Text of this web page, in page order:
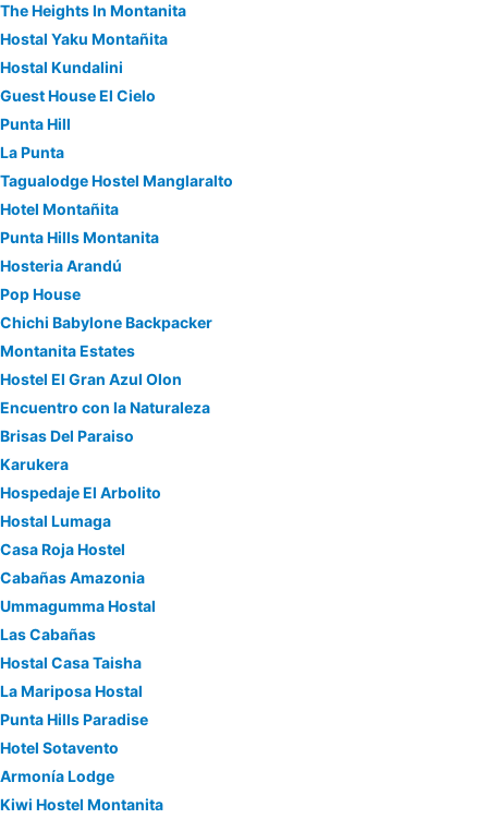
The Heights In Montanita
Hostal Yaku Montañita
Hostal Kundalini
Guest House El Cielo
Punta Hill
La Punta
Tagualodge Hostel Manglaralto
Hotel Montañita
Punta Hills Montanita
Hosteria Arandú
Pop House
Chichi Babylone Backpacker
Montanita Estates
Hostel El Gran Azul Olon
Encuentro con la Naturaleza
Brisas Del Paraiso
Karukera
Hospedaje El Arbolito
Hostal Lumaga
Casa Roja Hostel
Cabañas Amazonia
Ummagumma Hostal
Las Cabañas
Hostal Casa Taisha
La Mariposa Hostal
Punta Hills Paradise
Hotel Sotavento
Armonía Lodge
Kiwi Hostel Montanita